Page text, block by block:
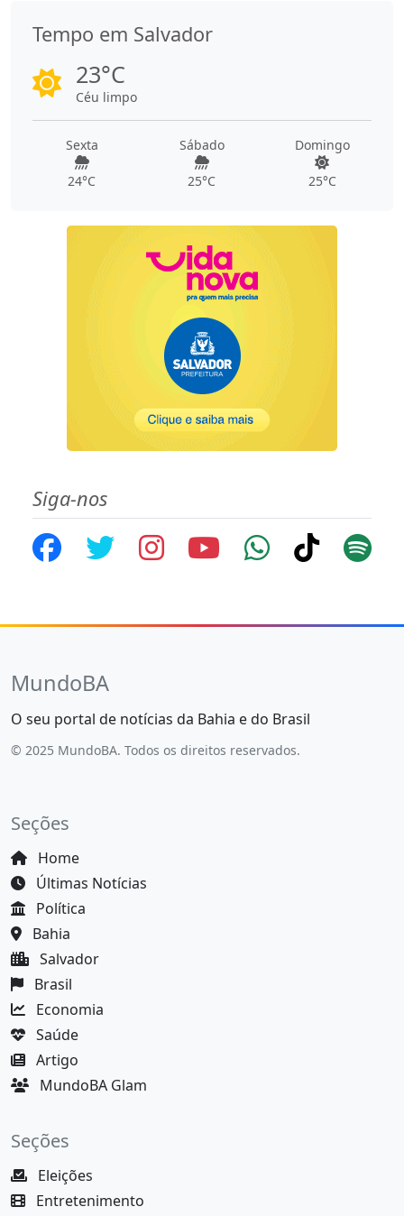
Tempo em Salvador
23°C
Céu limpo
Sexta
24°C
Sábado
25°C
Domingo
25°C
Siga-nos
MundoBA
O seu portal de notícias da Bahia e do Brasil
© 2025 MundoBA. Todos os direitos reservados.
Seções
Home
Últimas Notícias
Política
Bahia
Salvador
Brasil
Economia
Saúde
Artigo
MundoBA Glam
Seções
Eleições
Entretenimento